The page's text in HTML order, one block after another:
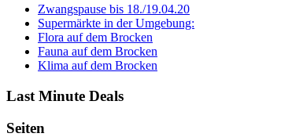
Zwangspause bis 18./19.04.20
Supermärkte in der Umgebung:
Flora auf dem Brocken
Fauna auf dem Brocken
Klima auf dem Brocken
Last Minute Deals
Seiten